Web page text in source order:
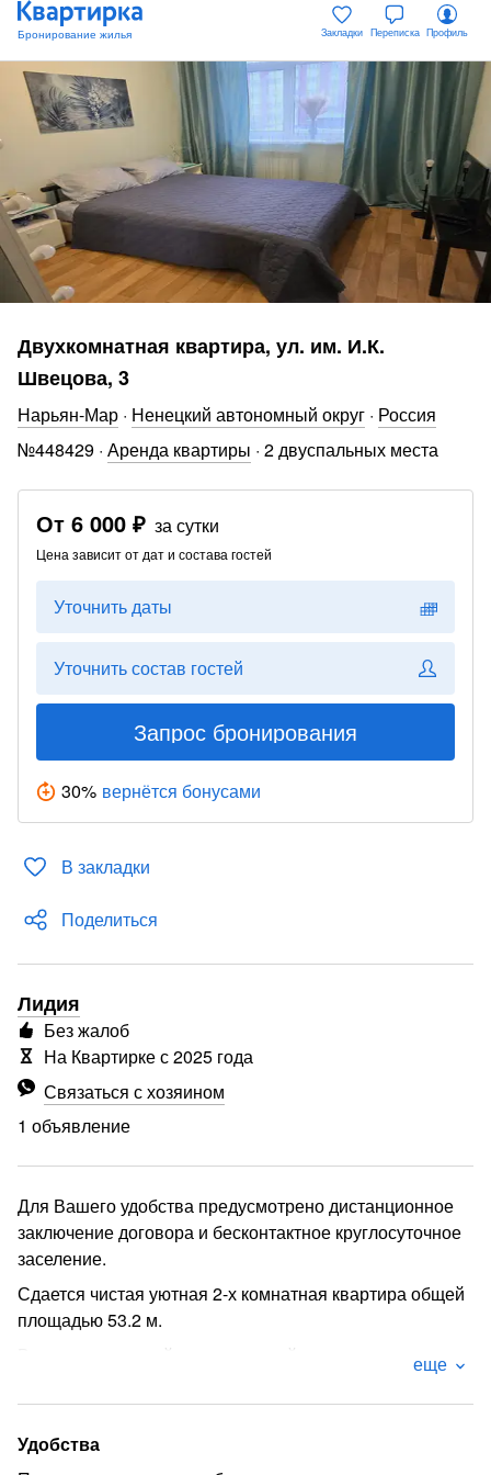
Закладки Переписка Профиль
Двухкомнатная квартира, ул. им. И.К.
Швецова, 3
Нарьян-Мар · Ненецкий автономный округ · Россия
№448429 · Аренда квартиры · 2 двуспальных места
От 6 000 ₽ за сутки
Цена зависит от дат и состава гостей
Уточнить даты
Уточнить состав гостей
Запрос бронирования
30% вернётся бонусами
В закладки
Поделиться
Лидия
Связаться с хозяином
1 объявление
Без жалоб
На Квартирке с 2025 года
Для Вашего удобства предусмотрено дистанционное
заключение договора и бесконтактное круглосуточное
заселение.
Сдается чистая уютная 2-х комнатная квартира общей
площадью 53.2 м.
В квартире свежий косметический ремонт; а также
сильные морозы.
Есть все для проживания: 2 двуспальных кровати, в
том числе размера king-size, телевизоры в жилых
еще
Удобства